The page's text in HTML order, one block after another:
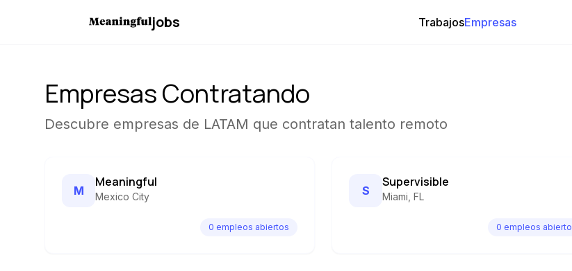
jobs TrabajosEmpresas
Empresas Contratando
Descubre empresas de LATAM que contratan talento remoto
M
Meaningful
Mexico City
0 empleos abiertos
S
Supervisible
Miami, FL
0 empleos abierto